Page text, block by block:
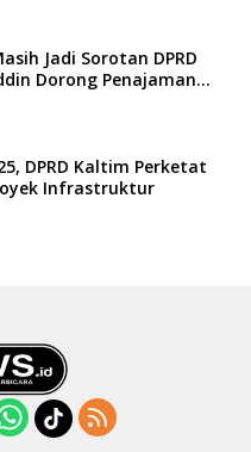
Jadi Sorotan DPRD
Dorong Penajaman
DPRD Kaltim Perketat
Infrastruktur